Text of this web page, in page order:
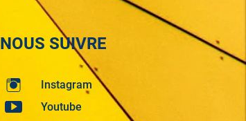
NOUS SUIVRE
Instagram
Youtube